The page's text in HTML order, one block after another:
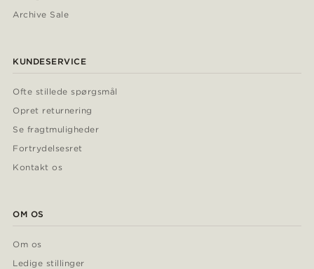
Archive Sale
KUNDESERVICE
Ofte stillede spørgsmål
Opret returnering
Se fragtmuligheder
Fortrydelsesret
Kontakt os
OM OS
Om os
Ledige stillinger